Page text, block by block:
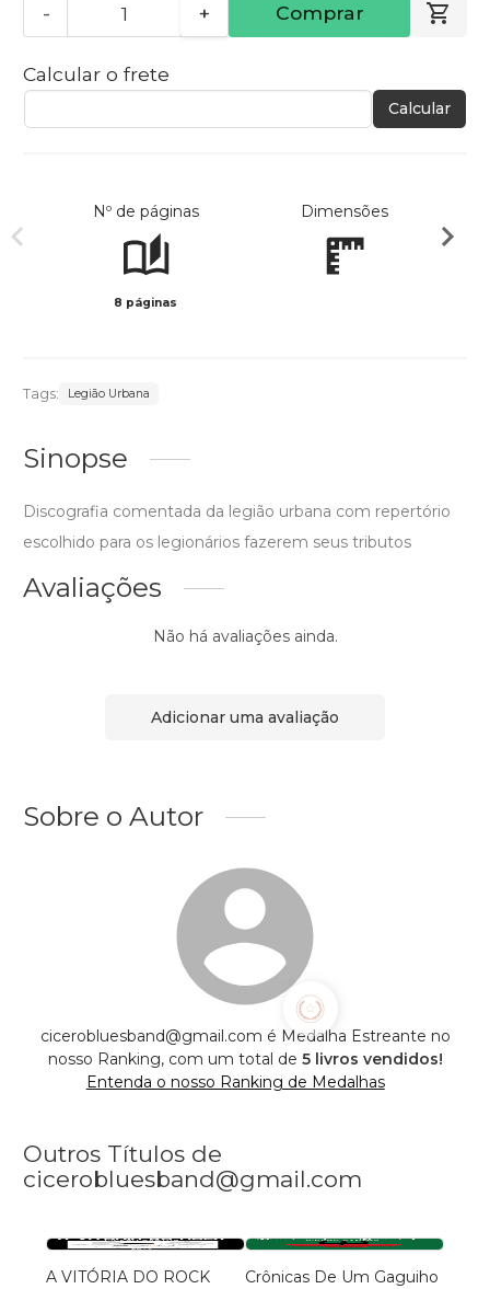
- + Comprar
Calcular o frete
Calcular
Nº de páginas
8 páginas
Dimensões
Tags: Legião Urbana
Sinopse
Discografia comentada da legião urbana com repertório
escolhido para os legionários fazerem seus tributos
Avaliações
Não há avaliações ainda.
Adicionar uma avaliação
Sobre o Autor
cicerobluesband@gmail.com é Medalha Estreante no
nosso Ranking, com um total de 5 livros vendidos!
Entenda o nosso Ranking de Medalhas
Outros Títulos de
cicerobluesband@gmail.com
A VITÓRIA DO ROCK
Crônicas De Um Gaguiho